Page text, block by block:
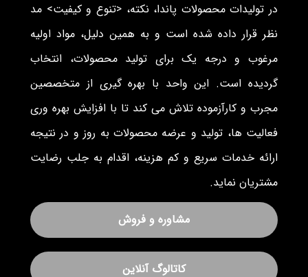
در تولیدات محصولات پاندا، نکته، <تنوع و کیفیت> مد
نظر قرار داده شده است و به همین دلیل، مواد اولیه
مرغوب و درجه یک برای تولید محصولات، انتخاب
گردیده است. این واحد با بهره گیری از متخصصین
مجرب و کارآزموده تلاش می کند تا با افزایش بهره وری
فعالیت ها، تولید و عرضه محصولات به روز و در نتیجه
ارائه خدمات سریع و کم هزینه، اقدام به جلب رضایت
مشتریان نماید.
مشاوره و فروش
کاتالوگ آنلاین